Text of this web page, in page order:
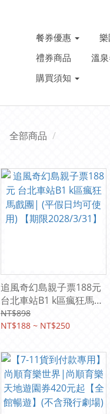
餐券優惠
禮券商品
溫
購買須知
全部商品
追風奇幻島親子票188元
台北車站B1 k區瘋狂馬戲
團| (平假日均可使用)
【期限2028/3/31】
NT$898
NT$188 ~ NT$250